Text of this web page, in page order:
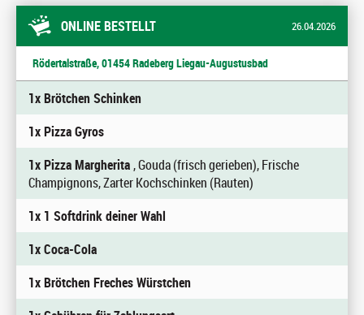
ONLINE BESTELLT 26.04.2026
Rödertalstraße, 01454 Radeberg Liegau-Augustusbad
1x Brötchen Schinken
1x Pizza Gyros
1x Pizza Margherita, Gouda (frisch gerieben), Frische
Champignons, Zarter Kochschinken (Rauten)
1x 1 Softdrink deiner Wahl
1x Coca-Cola
1x Brötchen Freches Würstchen